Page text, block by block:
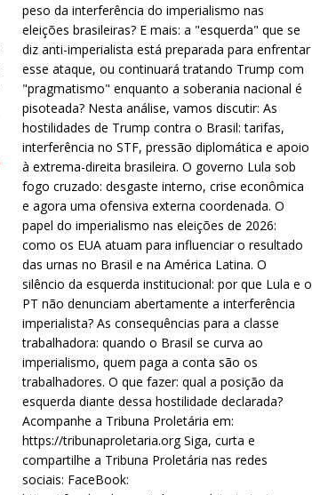
peso da interferência do imperialismo nas
eleições brasileiras? E mais: a "esquerda" que se
diz anti-imperialista está preparada para enfrentar
esse ataque, ou continuará tratando Trump com
"pragmatismo" enquanto a soberania nacional é
pisoteada? Nesta análise, vamos discutir: As
hostilidades de Trump contra o Brasil: tarifas,
interferência no STF, pressão diplomática e apoio
à extrema-direita brasileira. O governo Lula sob
fogo cruzado: desgaste interno, crise econômica
e agora uma ofensiva externa coordenada. O
papel do imperialismo nas eleições de 2026:
como os EUA atuam para influenciar o resultado
das urnas no Brasil e na América Latina. O
silêncio da esquerda institucional: por que Lula e o
PT não denunciam abertamente a interferência
imperialista? As consequências para a classe
trabalhadora: quando o Brasil se curva ao
imperialismo, quem paga a conta são os
trabalhadores. O que fazer: qual a posição da
esquerda diante dessa hostilidade declarada?
Acompanhe a Tribuna Proletária em:
https://tribunaproletaria.org Siga, curta e
compartilhe a Tribuna Proletária nas redes
sociais: FaceBook: